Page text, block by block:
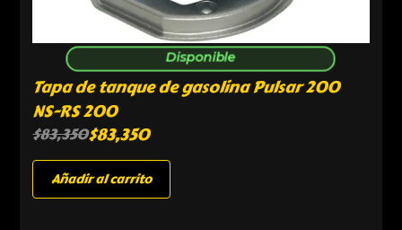
Disponible
Tapa de tanque de gasolina Pulsar 200
NS-RS 200
$83,350$83,350
Añadir al carrito